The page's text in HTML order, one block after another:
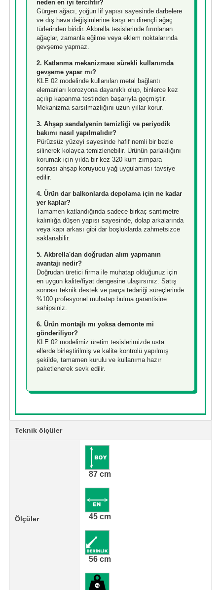
neden en iyi tercihtir?
Gürgen ağacı, yoğun lif yapısı sayesinde darbelere
ve dış hava değişimlerine karşı en dirençli ağaç
türlerinden biridir. Akbrella tesislerinde fırınlanan
ağaçlar, zamanla eğilme veya eklem noktalarında
gevşeme yapmaz.
2. Katlanma mekanizması sürekli kullanımda
gevşeme yapar mı?
KLE 02 modelinde kullanılan metal bağlantı
elemanları korozyona dayanıklı olup, binlerce kez
açılıp kapanma testinden başarıyla geçmiştir.
Mekanizma sarsılmazlığını uzun yıllar korur.
3. Ahşap sandalyenin temizliği ve periyodik
bakımı nasıl yapılmalıdır?
Pürüzsüz yüzeyi sayesinde hafif nemli bir bezle
silinerek kolayca temizlenebilir. Ürünün parlaklığını
korumak için yılda bir kez 320 kum zımpara
sonrası ahşap koruyucu yağ uygulaması tavsiye
edilir.
4. Ürün dar balkonlarda depolama için ne kadar
yer kaplar?
Tamamen katlandığında sadece birkaç santimetre
kalınlığa düşen yapısı sayesinde, dolap arkalarında
veya kapı arkası gibi dar boşluklarda zahmetsizce
saklanabilir.
5. Akbrella'dan doğrudan alım yapmanın
avantajı nedir?
Doğrudan üretici firma ile muhatap olduğunuz için
en uygun kalite/fiyat dengesine ulaşırsınız. Satış
sonrası teknik destek ve parça tedariği süreçlerinde
%100 profesyonel muhatap bulma garantisine
sahipsiniz.
6. Ürün montajlı mı yoksa demonte mi
gönderiliyor?
KLE 02 modelimiz üretim tesislerimizde usta
ellerde birleştirilmiş ve kalite kontrolü yapılmış
şekilde, tamamen kurulu ve kullanıma hazır
paketlenerek sevk edilir.
Teknik ölçüler
Ölçüler
87 cm
45 cm
56 cm